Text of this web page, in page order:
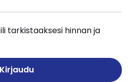
tarkistaaksesi hinnan ja
Kirjaudu